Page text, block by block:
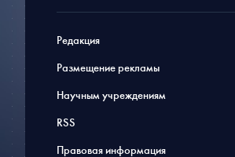
Редакция
Размещение рекламы
Научным учреждениям
RSS
Правовая информация